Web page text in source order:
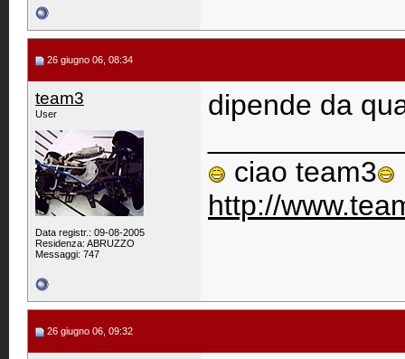
26 giugno 06, 08:34
team3
User
Data registr.: 09-08-2005
Residenza: ABRUZZO
Messaggi: 747
dipende da
ciao team3
http://
26 giugno 06, 09:32